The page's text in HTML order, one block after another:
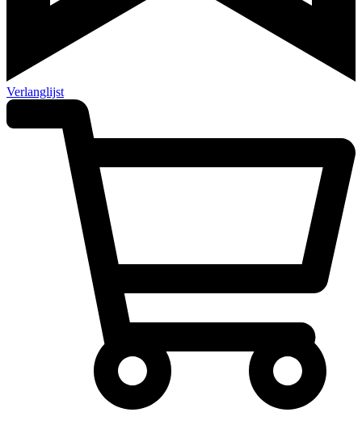
Verlanglijst